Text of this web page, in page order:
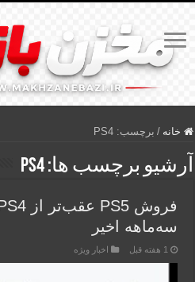
خانه / برچسب:PS4
آرشیو برچسب ها:PS4
سه‌ماهه اخیر
1 هفته قبل اخبار ویژه